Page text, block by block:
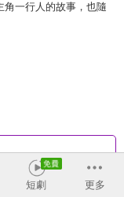
角一行人的故事，也隨
短劇 更多